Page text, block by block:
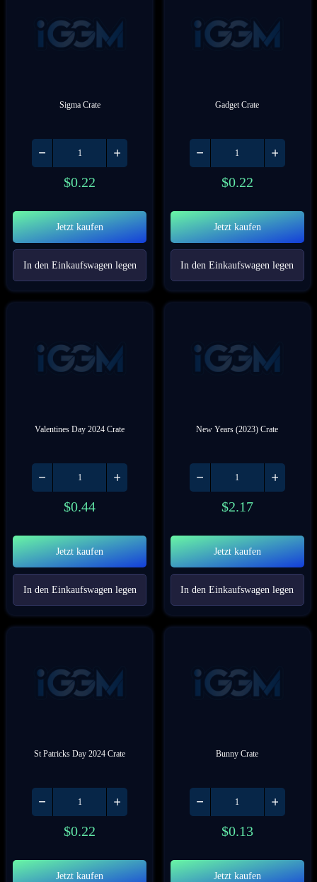
Sigma Crate
$0.22
Jetzt kaufen
In den Einkaufswagen legen
Gadget Crate
$0.22
Jetzt kaufen
In den Einkaufswagen legen
Valentines Day 2024 Crate
$0.44
Jetzt kaufen
In den Einkaufswagen legen
New Years (2023) Crate
$2.17
Jetzt kaufen
In den Einkaufswagen legen
St Patricks Day 2024 Crate
$0.22
Jetzt kaufen
Bunny Crate
$0.13
Jetzt kaufen